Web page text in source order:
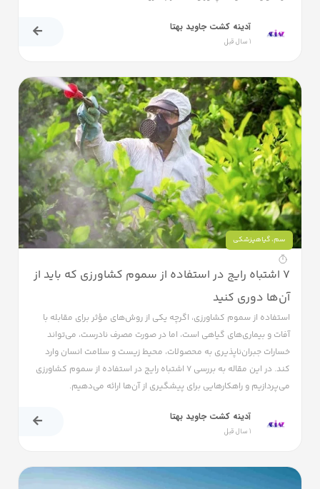
آدینه کشت جاوید بهتا
1 سال قبل
سم،گیاهپزشکی
۷ اشتباه رایج در استفاده از سموم کشاورزی که باید از
آن‌ها دوری کنید
استفاده از سموم کشاورزی، اگرچه یکی از روش‌های مؤثر برای مقابله با
آفات و بیماری‌های گیاهی است، اما در صورت مصرف نادرست، می‌تواند
خسارات جبران‌ناپذیری به محصولات، محیط زیست و سلامت انسان وارد
کند. در این مقاله به بررسی ۷ اشتباه رایج در استفاده از سموم کشاورزی
می‌پردازیم و راهکارهایی برای پیشگیری از آن‌ها ارائه می‌دهیم.
آدینه کشت جاوید بهتا
1 سال قبل